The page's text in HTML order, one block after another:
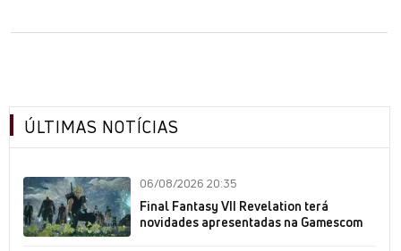
ÚLTIMAS NOTÍCIAS
06/08/2026 20:35
Final Fantasy VII Revelation terá
novidades apresentadas na Gamescom